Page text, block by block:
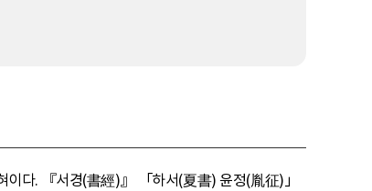
이다. 『서경(書經)』 「하서(夏書) 윤정(胤征)」